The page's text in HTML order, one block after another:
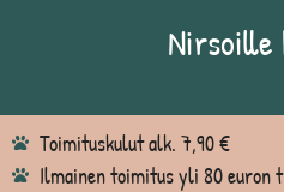
Toimituskulut alk. 7,90 €
Ilmainen toimitus yli 80 euron